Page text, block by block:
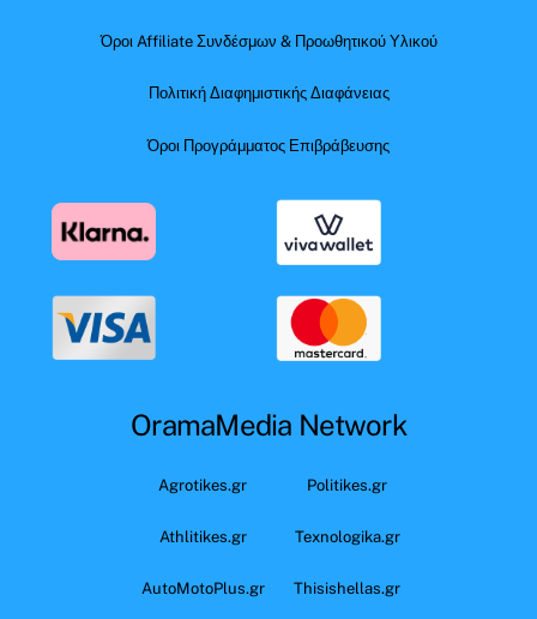
Όροι Affiliate Συνδέσμων & Προωθητικού Υλικού
Πολιτική Διαφημιστικής Διαφάνειας
Όροι Προγράμματος Επιβράβευσης
OramaMedia Network
Agrotikes.gr Politikes.gr
Athlitikes.gr Texnologika.gr
AutoMotoPlus.gr Thisishellas.gr